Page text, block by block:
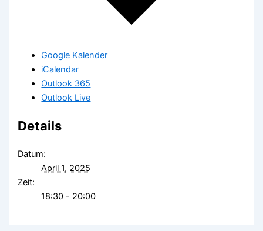
Google Kalender
iCalendar
Outlook 365
Outlook Live
Details
Datum:
April 1, 2025
Zeit:
18:30 - 20:00